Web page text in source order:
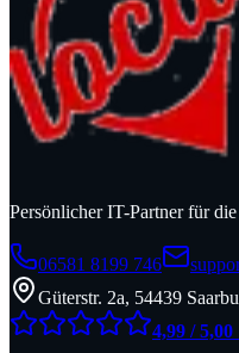
Persönlicher IT-Partner für
06581 8199 746
Güterstr. 2a, 54439
4,99 / 5,00